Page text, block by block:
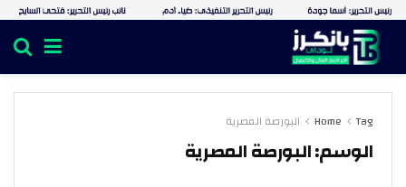
Home Tag البورصة المصرية
الوسم:البورصة المصرية